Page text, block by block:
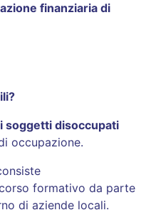
finanziaria di
soggetti disoccupati
occupazione.
formativo da parte
di aziende locali.